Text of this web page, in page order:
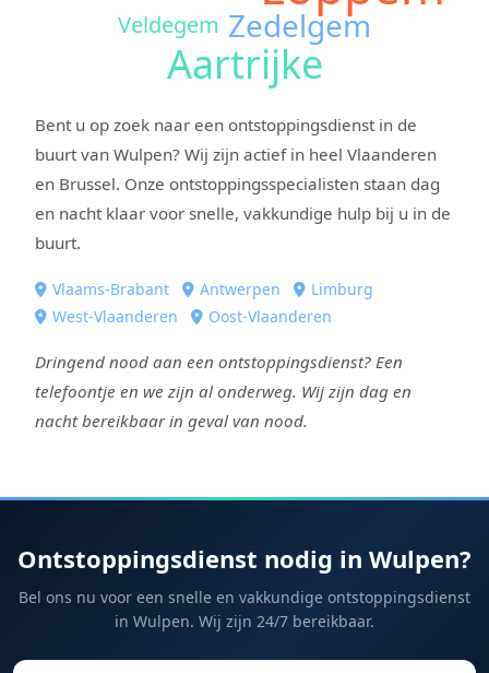
Veldegem Zedelgem
Aartrijke
Bent u op zoek naar een ontstoppingsdienst in de
buurt van Wulpen? Wij zijn actief in heel Vlaanderen
en Brussel. Onze ontstoppingsspecialisten staan dag
en nacht klaar voor snelle, vakkundige hulp bij u in de
buurt.
Vlaams-Brabant Antwerpen
Limburg
West-Vlaanderen
Oost-Vlaanderen
Dringend nood aan een ontstoppingsdienst? Een
telefoontje en we zijn al onderweg. Wij zijn dag en
nacht bereikbaar in geval van nood.
Ontstoppingsdienst nodig in Wulpen?
Bel ons nu voor een snelle en vakkundige ontstoppingsdienst
in Wulpen. Wij zijn 24/7 bereikbaar.